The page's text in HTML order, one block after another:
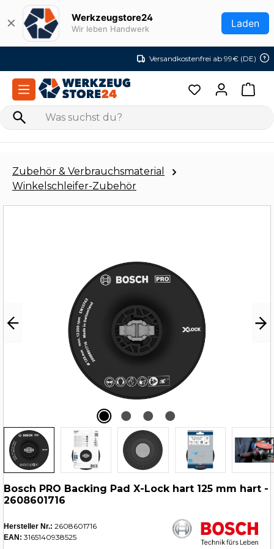
Zum Hauptinhalt springen
✕ Werkzeugstore24
Wir leben Handwerk Laden
Versandkostenfrei ab 99€ (DE)
Zubehör & Verbrauchsmaterial
Winkelschleifer-Zubehör
Bosch PRO Backing Pad X-Lock hart 125 mm hart -
2608601716
Hersteller Nr.: 2608601716
EAN: 3165140938525